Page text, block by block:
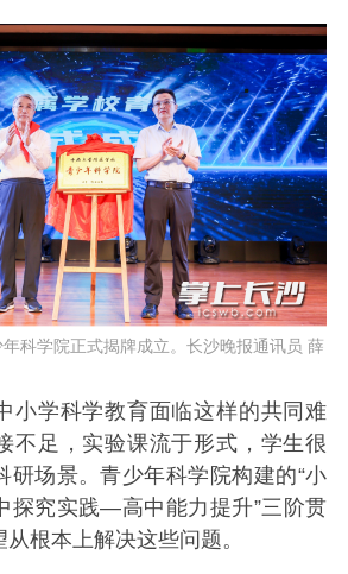
科学院正式揭牌成立。长沙晚报通讯员 薛
学科学教育面临这样的共同难
不足，实验课流于形式，学生很
研场景。青少年科学院构建的“小
探究实践—高中能力提升”三阶贯
根本上解决这些问题。